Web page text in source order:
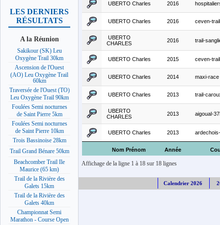
LES DERNIERS
RÉSULTATS
A la Réunion
Sakikour (SK) Leu
Oxygène Trail 30km
Ascension de l'Ouest
(AO) Leu Oxygène Trail
60km
Traversée de l'Ouest (TO)
Leu Oxygène Trail 90km
Foulées Semi nocturnes
de Saint Pierre 5km
Foulées Semi nocturnes
de Saint Pierre 10km
Trois Bassinoise 28km
Trail Grand Bénare 50km
Beachcomber Trail Ile
Maurice (65 km)
Trail de la Rivière des
Galets 15km
Trail de la Rivière des
Galets 40km
Championnat Semi
Marathon - Course Open
Nom Prénom Année
UBERTO Charles 2016
UBERTO Charles 2016 ceven-
UBERTO
CHARLES
2016 trail-
UBERTO Charles 2015 ceven-
UBERTO Charles 2014 maxi-race
UBERTO Charles 2013 trail-
UBERTO
CHARLES
2013 aigoual-
UBERTO Charles 2013
Affichage de la ligne 1 à 18 sur 18 lignes
Calendrier 2026